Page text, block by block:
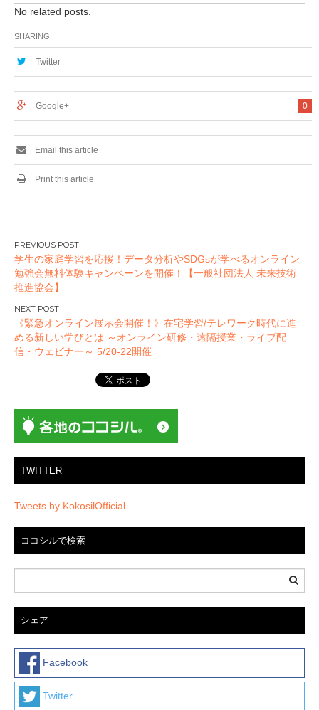
No related posts.
SHARING
Twitter
0
Google+
Email this article
Print this article
投
稿
ナ
ビ
ゲ
ー
シ
学生の家庭学習を応援！データ分析やSDGsが学べるオンライン
勉強会無料体験キャンペーンを開催！【一般社団法人 未来技術
推進協会】
《緊急オンライン展示会開催！》在宅学習/テレワーク時代に進
める新しい学びとは ～オンライン研修・遠隔授業・ライブ配
信・ウェビナー～ 5/20-22開催
TWITTER
Tweets by KokosilOfficial
ココシルで検索
シェア
Facebook
Twitter